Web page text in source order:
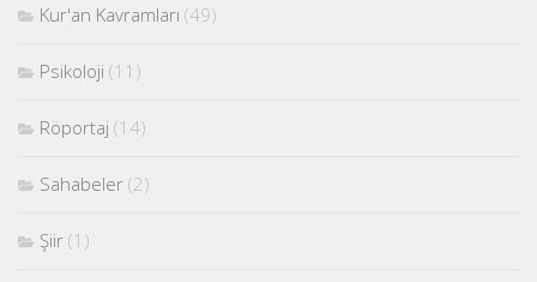
Kur'an Kavramları (49)
Psikoloji (11)
Röportaj (14)
Sahabeler (2)
Şiir (1)